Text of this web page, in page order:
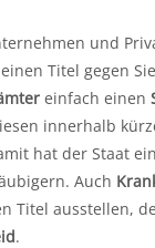
und
Titel gegen
einfach einen
innerhalb
hat der Staat
Auch
Titel ausstellen,
.